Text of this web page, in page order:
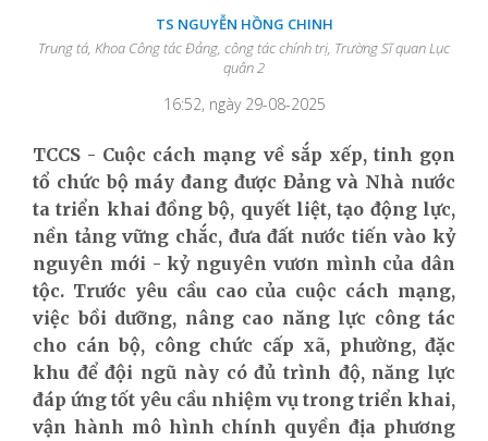
TS NGUYỄN HỒNG CHINH
Trung tá, Khoa Công tác Đảng, công tác chính trị, Trường Sĩ quan Lục
quân 2
16:52, ngày 29-08-2025
TCCS - Cuộc cách mạng về sắp xếp, tinh gọn
tổ chức bộ máy đang được Đảng và Nhà nước
ta triển khai đồng bộ, quyết liệt, tạo động lực,
nền tảng vững chắc, đưa đất nước tiến vào kỷ
nguyên mới - kỷ nguyên vươn mình của dân
tộc. Trước yêu cầu cao của cuộc cách mạng,
việc bồi dưỡng, nâng cao năng lực công tác
cho cán bộ, công chức cấp xã, phường, đặc
khu để đội ngũ này có đủ trình độ, năng lực
đáp ứng tốt yêu cầu nhiệm vụ trong triển khai,
vận hành mô hình chính quyền địa phương